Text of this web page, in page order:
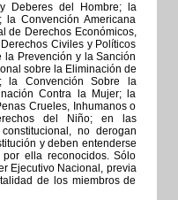
Deberes del Hombre; la
la Convención Americana
de Derechos Económicos,
Civiles y Políticos
la Prevención y la Sanción
sobre la Eliminación de
la Convención Sobre la
Contra la Mujer; la
Crueles, Inhumanos o
del Niño; en las
no derogan
y deben entenderse
ella reconocidos. Sólo
Ejecutivo Nacional, previa
de los miembros de